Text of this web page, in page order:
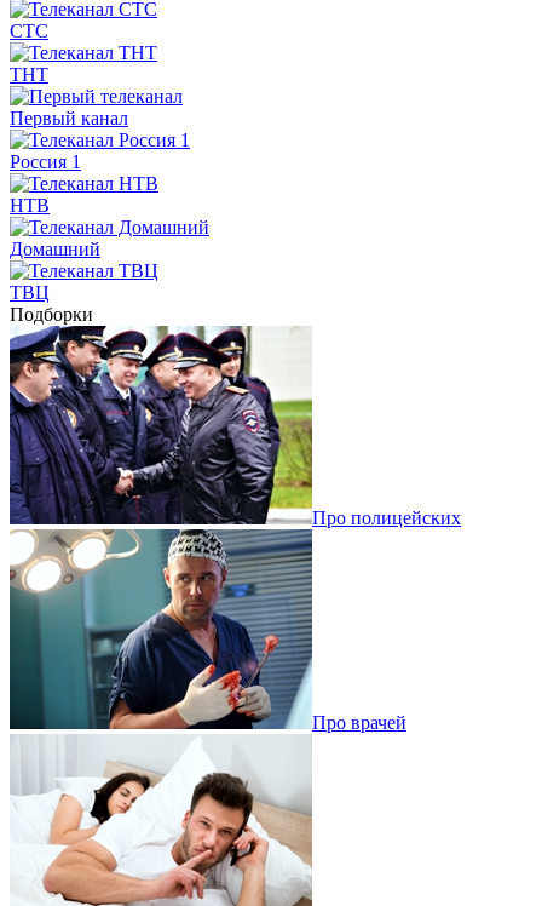
СТС
ТНТ
Первый канал
Россия 1
НТВ
Домашний
ТВЦ
Подборки
Про полицейских
Про врачей